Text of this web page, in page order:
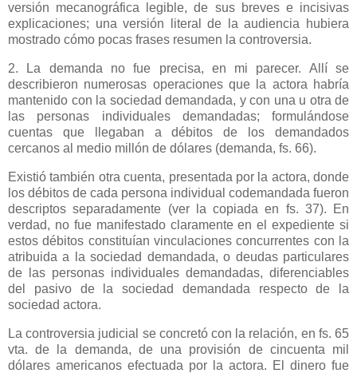
versión mecanográfica legible, de sus breves e incisivas
explicaciones; una versión literal de la audiencia hubiera
mostrado cómo pocas frases resumen la controversia.
2. La demanda no fue precisa, en mi parecer. Allí se
describieron numerosas operaciones que la actora habría
mantenido con la sociedad demandada, y con una u otra de
las personas individuales demandadas; formulándose
cuentas que llegaban a débitos de los demandados
cercanos al medio millón de dólares (demanda, fs. 66).
Existió también otra cuenta, presentada por la actora, donde
los débitos de cada persona individual codemandada fueron
descriptos separadamente (ver la copiada en fs. 37). En
verdad, no fue manifestado claramente en el expediente si
estos débitos constituían vinculaciones concurrentes con la
atribuida a la sociedad demandada, o deudas particulares
de las personas individuales demandadas, diferenciables
del pasivo de la sociedad demandada respecto de la
sociedad actora.
La controversia judicial se concretó con la relación, en fs. 65
vta. de la demanda, de una provisión de cincuenta mil
dólares americanos efectuada por la actora. El dinero fue